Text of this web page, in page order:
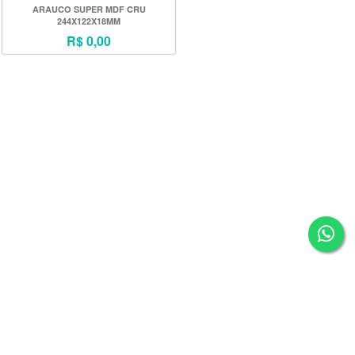
ARAUCO SUPER MDF CRU
244X122X18MM
R$ 0,00